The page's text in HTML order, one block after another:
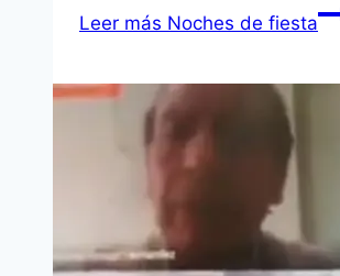
Leer más Noches de fiesta